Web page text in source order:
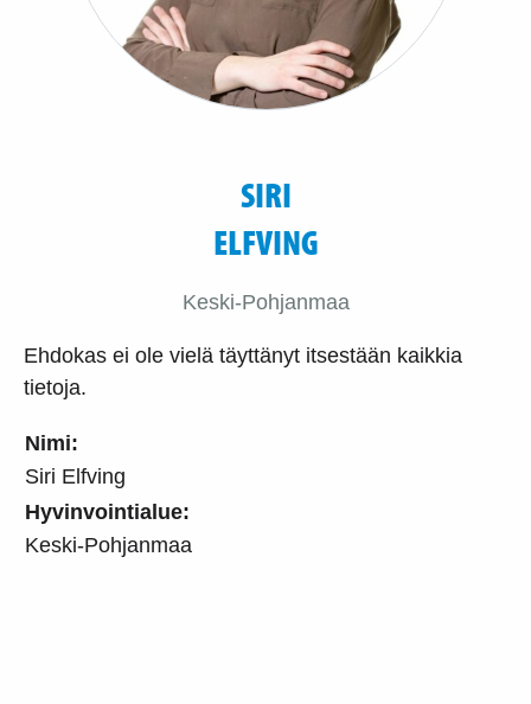
Nimi:
Siri Elfving
Hyvinvointialue:
Keski-Pohjanmaa
SIRI
ELFVING
Keski-Pohjanmaa
Ehdokas ei ole vielä täyttänyt itsestään kaikkia
tietoja.